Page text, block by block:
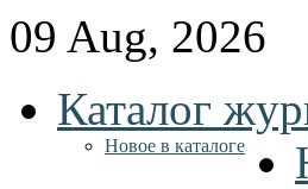
09 Aug, 2026
Каталог
Новое в каталоге